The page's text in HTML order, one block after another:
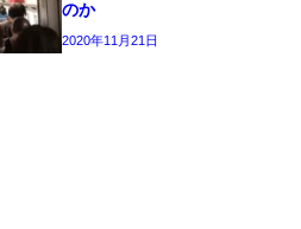
のか
2020年11月21日